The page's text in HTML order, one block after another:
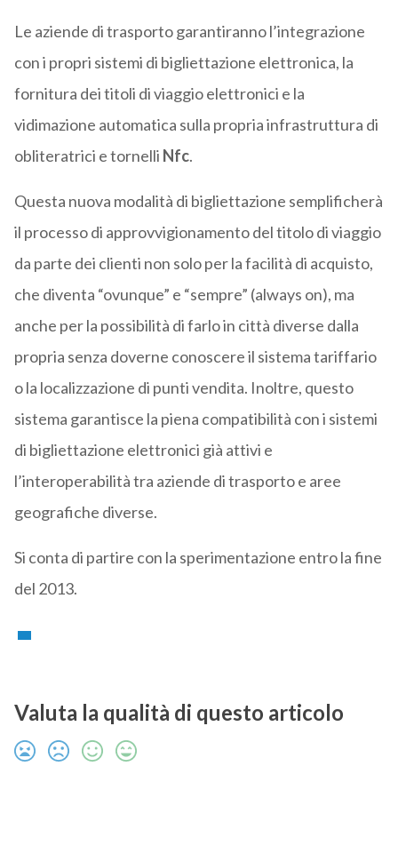
Le aziende di trasporto garantiranno l’integrazione
con i propri sistemi di bigliettazione elettronica, la
fornitura dei titoli di viaggio elettronici e la
vidimazione automatica sulla propria infrastruttura di
obliteratrici e tornelli Nfc.
Questa nuova modalità di bigliettazione semplificherà
il processo di approvvigionamento del titolo di viaggio
da parte dei clienti non solo per la facilità di acquisto,
che diventa “ovunque” e “sempre” (always on), ma
anche per la possibilità di farlo in città diverse dalla
propria senza doverne conoscere il sistema tariffario
o la localizzazione di punti vendita. Inoltre, questo
sistema garantisce la piena compatibilità con i sistemi
di bigliettazione elettronici già attivi e
l’interoperabilità tra aziende di trasporto e aree
geografiche diverse.
Si conta di partire con la sperimentazione entro la fine
del 2013.
Valuta la qualità di questo articolo